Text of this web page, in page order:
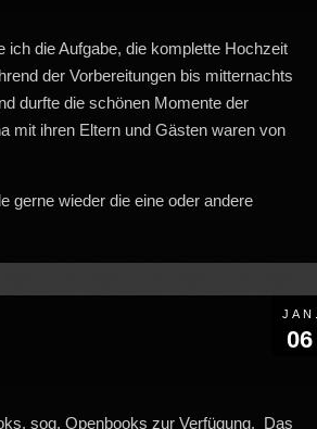
ich die Aufgabe, die komplette Hochzeit
der Vorbereitungen bis mitternachts
durfte die schönen Momente der
mit ihren Eltern und Gästen waren von
gerne wieder die eine oder andere
JAN.
06
sog. Openbooks zur Verfügung. Das